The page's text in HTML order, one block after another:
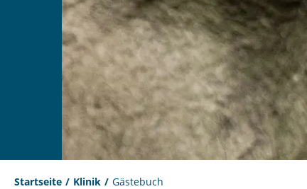
Startseite Klinik Gästebuch